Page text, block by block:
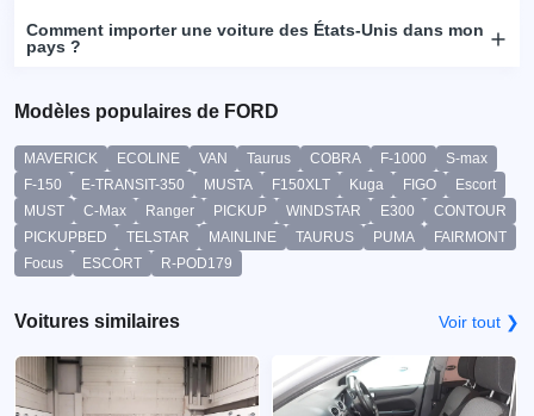
Comment importer une voiture des États-Unis dans mon
pays ?
Modèles populaires de FORD
MAVERICK ECOLINE VAN Taurus COBRA F-1000
S-max
F-150
E-TRANSIT-350 MUSTA F150XLT Kuga FIGO
Escort
MUST
C-Max Ranger PICKUP WINDSTAR E300
CONTOUR
PICKUPBED
TELSTAR MAINLINE TAURUS PUMA
FAIRMONT
Focus
ESCORT R-POD179
Voitures similaires Voir tout ❯